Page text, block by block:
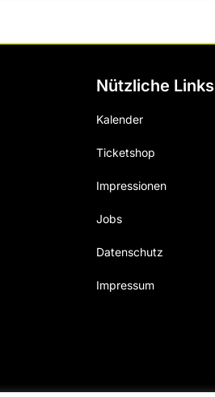
Nützliche Links
Kalender
Ticketshop
Impressionen
Jobs
Datenschutz
Impressum